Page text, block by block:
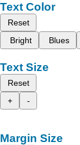
Text Color
Reset
Bright
Blues
Text Size
Reset
+
-
Margin Size